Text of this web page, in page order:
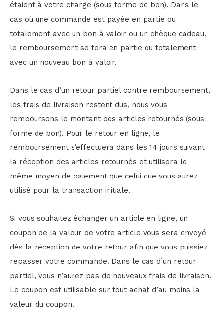
étaient à votre charge (sous forme de bon). Dans le
cas où une commande est payée en partie ou
totalement avec un bon à valoir ou un chèque cadeau,
le remboursement se fera en partie ou totalement
avec un nouveau bon à valoir.
Dans le cas d’un retour partiel contre remboursement,
les frais de livraison restent dus, nous vous
remboursons le montant des articles retournés (sous
forme de bon). Pour le retour en ligne, le
remboursement s’effectuera dans les 14 jours suivant
la réception des articles retournés et utilisera le
même moyen de paiement que celui que vous aurez
utilisé pour la transaction initiale.
Si vous souhaitez échanger un article en ligne, un
coupon de la valeur de votre article vous sera envoyé
dès la réception de votre retour afin que vous puissiez
repasser votre commande. Dans le cas d’un retour
partiel, vous n’aurez pas de nouveaux frais de livraison.
Le coupon est utilisable sur tout achat d’au moins la
valeur du coupon.